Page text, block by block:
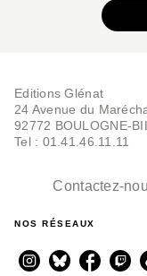
Editions Glénat
24 Avenue du
92772 BOULOGNE-
Tel : 01.41.46.11.11
Contactez-
NOS RÉSEAUX